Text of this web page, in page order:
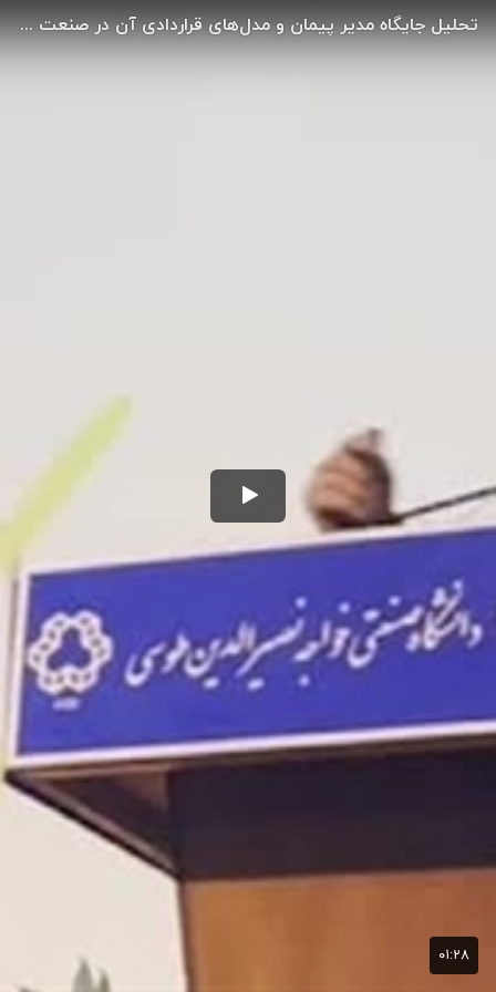
تحلیل جایگاه مدیر پیمان و مدل‌های قراردادی آن در صنعت ساخت کشور
۰۱:۲۸